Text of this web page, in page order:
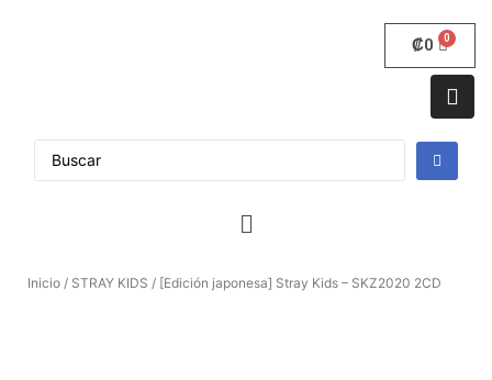
₡0
Inicio / STRAY KIDS / [Edición japonesa] Stray Kids – SKZ2020 2CD